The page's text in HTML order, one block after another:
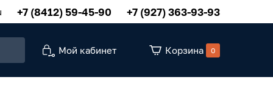
+7 (8412) 59-45-90 +7 (927) 363-93-93
Мой кабинет Корзина 0